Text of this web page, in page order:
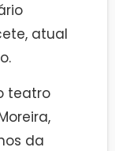
atual
teatro
da